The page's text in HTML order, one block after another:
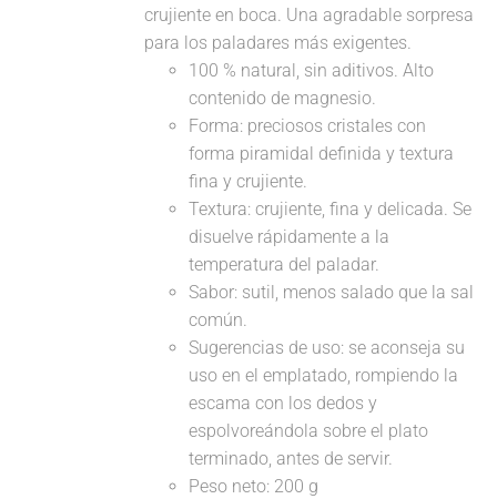
crujiente en boca. Una agradable sorpresa
para los paladares más exigentes.
100 % natural, sin aditivos. Alto
contenido de magnesio.
Forma: preciosos cristales con
forma piramidal definida y textura
fina y crujiente.
Textura: crujiente, fina y delicada. Se
disuelve rápidamente a la
temperatura del paladar.
Sabor: sutil, menos salado que la sal
común.
Sugerencias de uso: se aconseja su
uso en el emplatado, rompiendo la
escama con los dedos y
espolvoreándola sobre el plato
terminado, antes de servir.
Peso neto: 200 g